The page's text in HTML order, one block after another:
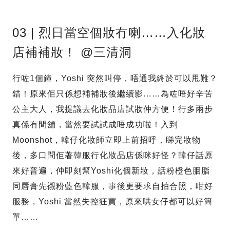
03 | 烈日當空個妝冇喇……入化妝
店補補妝！ @三清洞
行咗1個鐘，Yoshi 突然叫停，唔通我終於可以甩難？
錯！原來佢只係想補補妝後繼續影……為咗唔好辛苦
公主大人，我提議去化妝品店試妝仲方便！行多兩步
真係有間舖，當然要試試成唔成功啦！入到
Moonshot，韓仔化妝師立即上前招呼，睇完妝物
後，多口問佢著韓服行化妝品店係咪好怪？韓仔話原
來好普遍，仲即刻幫Yoshi化個新妝，話粉橙色胭脂
同唇膏先襯粉藍色韓服，事後更要求自拍合照，咁好
服務，Yoshi 當然失控狂買，原來哄女仔都可以好簡
單……